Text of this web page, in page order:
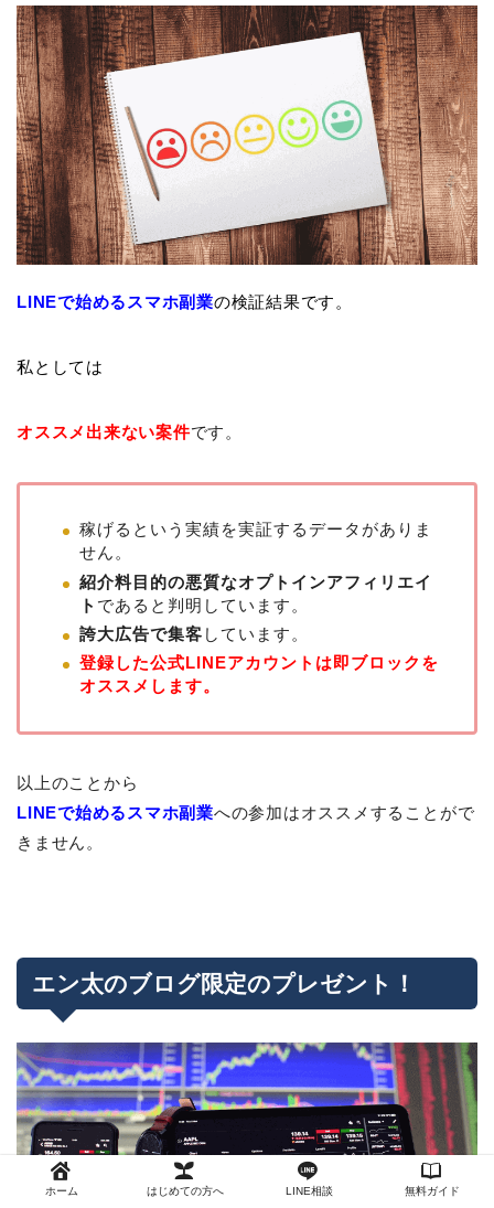
LINEで始めるスマホ副業の検証結果です。
私としては
オススメ出来ない案件です。
稼げるという実績を実証するデータがありま
せん。
紹介料目的の悪質なオプトインアフィリエイ
ト であると判明しています。
誇大広告で集客 しています。
登録した公式LINEアカウントは即ブロックを
オススメします。
以上のことから
LINEで始めるスマホ副業への参加はオススメすることがで
きません。
エン太のブログ限定のプレゼント！
ホーム はじめての方へ LINE相談 無料ガイド